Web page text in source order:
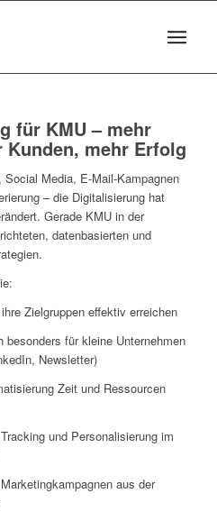
für KMU – mehr
mehr Erfolg
Media, E-Mail-Kampagnen
– die Digitalisierung hat
Gerade KMU in der
datenbasierten und
Zielgruppen effektiv erreichen
für kleine Unternehmen
Newsletter)
Zeit und Ressourcen
und Personalisierung im
aus der